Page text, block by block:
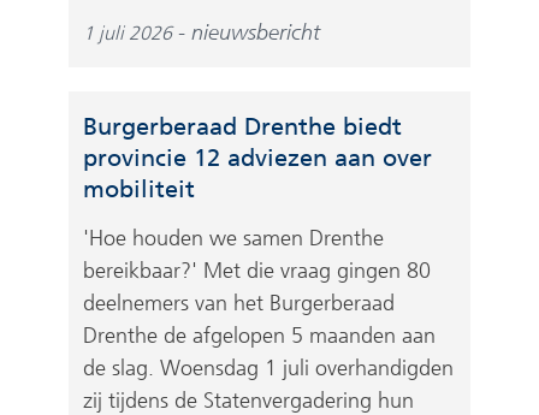
1 juli 2026 nieuwsbericht
Burgerberaad Drenthe biedt
provincie 12 adviezen aan over
mobiliteit
'Hoe houden we samen Drenthe
bereikbaar?' Met die vraag gingen 80
deelnemers van het Burgerberaad
Drenthe de afgelopen 5 maanden aan
de slag. Woensdag 1 juli overhandigden
zij tijdens de Statenvergadering hun